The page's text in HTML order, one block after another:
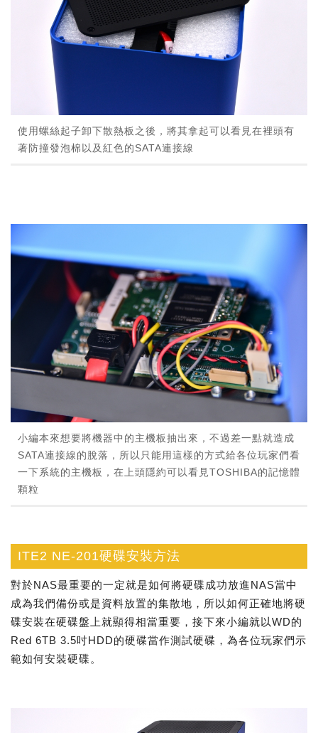
使用螺絲起子卸下散熱板之後，將其拿起可以看見在裡頭有
著防撞發泡棉以及紅色的SATA連接線
小編本來想要將機器中的主機板抽出來，不過差一點就造成
SATA連接線的脫落，所以只能用這樣的方式給各位玩家們看
一下系統的主機板，在上頭隱約可以看見TOSHIBA的記憶體
顆粒
ITE2 NE-201硬碟安裝方法
對於NAS最重要的一定就是如何將硬碟成功放進NAS當中
成為我們備份或是資料放置的集散地，所以如何正確地將硬
碟安裝在硬碟盤上就顯得相當重要，接下來小編就以WD的
Red 6TB 3.5吋HDD的硬碟當作測試硬碟，為各位玩家們示
範如何安裝硬碟。